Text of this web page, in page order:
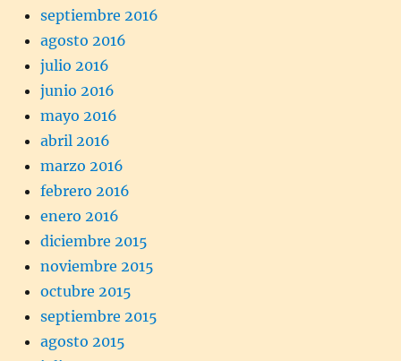
septiembre 2016
agosto 2016
julio 2016
junio 2016
mayo 2016
abril 2016
marzo 2016
febrero 2016
enero 2016
diciembre 2015
noviembre 2015
octubre 2015
septiembre 2015
agosto 2015